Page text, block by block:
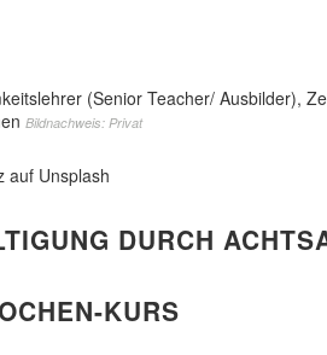
(Senior Teacher/ Ausbilder),
Bildnachweis: Privat
auf Unsplash
DURCH
KURS